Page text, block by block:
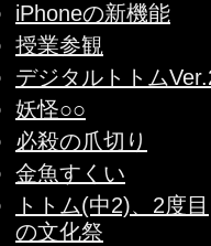
iPhoneの新機能
授業参観
デジタルトトム
妖怪○○
必殺の爪切り
金魚すくい
トトム(中2)、2度目
の文化祭